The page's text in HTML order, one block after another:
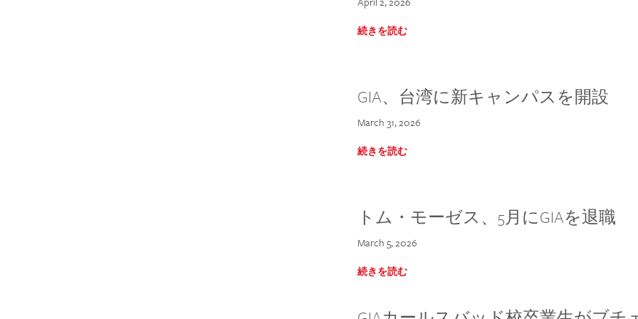
続きを読む
GIA、台湾に新キャンパスを開設
March 31, 2026
続きを読む
トム・モーゼス、5月にGIAを退職
March 5, 2026
続きを読む